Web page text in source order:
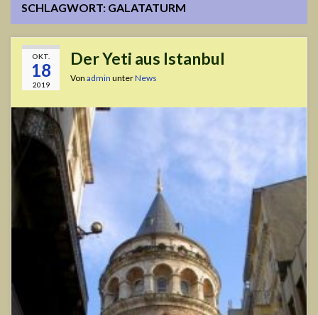
SCHLAGWORT: GALATATURM
OKT.
18
2019
Der Yeti aus Istanbul
Von admin unterNews